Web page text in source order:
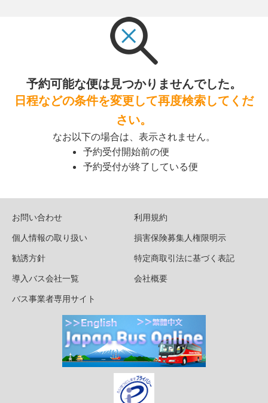
予約可能な便は見つかりませんでした。
日程などの条件を変更して再度検索してくだ
さい。
なお以下の場合は、表示されません。
予約受付開始前の便
予約受付が終了している便
お問い合わせ
利用規約
個人情報の取り扱い
損害保険募集人権限明示
勧誘方針
特定商取引法に基づく表記
導入バス会社一覧
会社概要
バス事業者専用サイト